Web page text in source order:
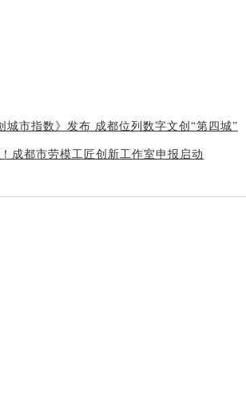
城市指数》发布 成都位列数字文创“第四城”
成都市劳模工匠创新工作室申报启动